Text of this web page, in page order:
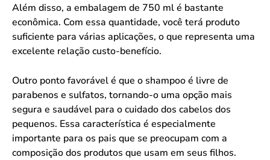
Além disso, a embalagem de 750 ml é bastante
econômica. Com essa quantidade, você terá produto
suficiente para várias aplicações, o que representa uma
excelente relação custo-benefício.
Outro ponto favorável é que o shampoo é livre de
parabenos e sulfatos, tornando-o uma opção mais
segura e saudável para o cuidado dos cabelos dos
pequenos. Essa característica é especialmente
importante para os pais que se preocupam com a
composição dos produtos que usam em seus filhos.